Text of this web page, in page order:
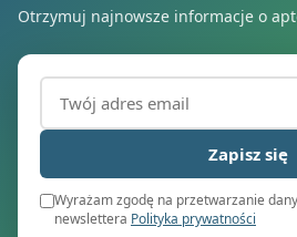
Otrzymuj najnowsze informacje o
Adres email (wymagany)
Zapisz się
Wyrażam zgodę na przetwarzanie
newslettera Polityka prywatności